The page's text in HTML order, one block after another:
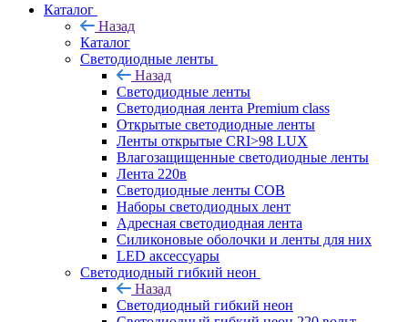
Каталог
Назад
Каталог
Светодиодные ленты
Назад
Светодиодные ленты
Светодиодная лента Premium class
Открытые светодиодные ленты
Ленты открытые CRI>98 LUX
Влагозащищенные светодиодные ленты
Лента 220в
Светодиодные ленты COB
Наборы светодиодных лент
Адресная светодиодная лента
Силиконовые оболочки и ленты для них
LED аксессуары
Светодиодный гибкий неон
Назад
Светодиодный гибкий неон